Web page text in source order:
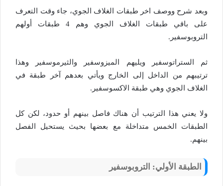
وبعد شرح ووصف اخر طبقات الغلاف الجوي، جاء وقت التعرف
على باقي طبقات الغلاف الجوي وهم 4 طبقات أولهم
التروبوسفير.
ثم الستراتوسفير ويليهم الميزوسفير والثيرموسفير وهذا
ترتيبهم من الداخل إلى الخارج ويأتي بعدهم آخر طبقة في
الغلاف الجوي وهي طبقة الاكسوسفير.
ولا يعني هذا الترتيب أن هناك فاصل بينهم أو حدود، لكن كل
الطبقات الخمس متداخلة مع بعضها بحيث يستحيل الفصل
بينهم.
الطبقة الأولي: التروبوسفير